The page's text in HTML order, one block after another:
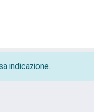
indicazione.